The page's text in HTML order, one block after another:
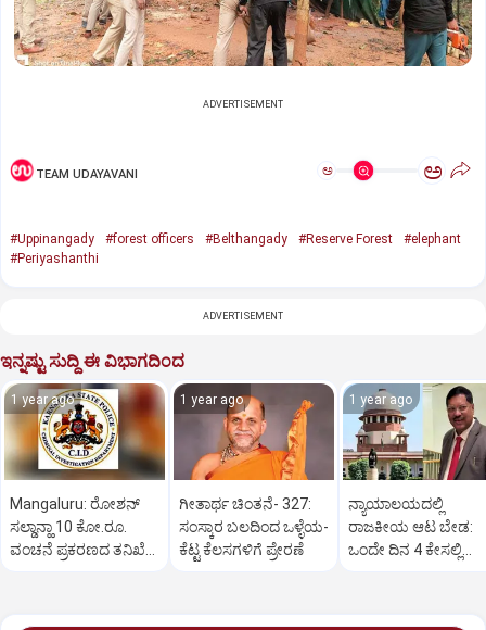
ADVERTISEMENT
TEAM UDAYAVANI ಅ ಅ
#Uppinangady #forest officers #Belthangady #Reserve Forest
#elephant
#Periyashanthi
ADVERTISEMENT
ಇನ್ನಷ್ಟು ಸುದ್ದಿ ಈ ವಿಭಾಗದಿಂದ
1 year ago
Mangaluru: ರೋಶನ್‌
ಸಲ್ಡಾನ್ಹಾ 10 ಕೋ.ರೂ.
ವಂಚನೆ ಪ್ರಕರಣದ ತನಿಖೆ
1 year ago
ಗೀತಾರ್ಥ ಚಿಂತನೆ- 327:
ಸಂಸ್ಕಾರ ಬಲದಿಂದ ಒಳ್ಳೆಯ-
ಕೆಟ್ಟ ಕೆಲಸಗಳಿಗೆ ಪ್ರೇರಣೆ
1 year ago
ನ್ಯಾಯಾಲಯದಲ್ಲಿ
ರಾಜಕೀಯ ಆಟ ಬೇಡ:
ಒಂದೇ ದಿನ 4 ಕೇಸಲ್ಲಿ